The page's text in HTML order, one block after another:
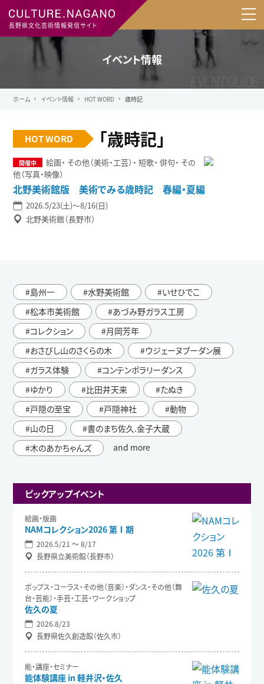
長野県文化芸術情報発信サイト
イベント情報
ホーム イベント情報 HOT WORD 歳時記
HOT WORD 「歳時記」
絵画 その他（美術・工芸） 短歌 俳句
その
他（写真・映像）
北野美術館版 美術でみる歳時記 春編・夏編
2026.5/23(土)〜8/16(日)
北野美術館（長野市）
島州一 水野美術館
いせひでこ
松本市美術館
あづみ野ガラス工房
コレクション
月岡芳年
おさびし山のさくらの木
ウジェーヌブーダン展
ガラス体験
コンテンポラリーダンス
ゆかり
比田井天来
たぬき
戸隠の至宝
戸隠神社
動物
山の日
書のまち佐久.金子大蔵
木のあかちゃんズ
and more
ピックアップイベント
絵画・版画
NAMコレクション2026 第Ⅰ期
2026.5/21 〜 8/17
長野県立美術館（長野市）
ポップス・コーラス・その他（音楽）・ダンス・その他（舞
台・芸能）・手芸・工芸・ワークショップ
佐久の夏
2026.8/23
長野県佐久創造館（佐久市）
能・講座・セミナー
能体験講座 in 軽井沢・佐久